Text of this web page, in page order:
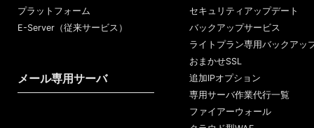
プラットフォーム
E-Server（従来サービス）
メール専用サーバ
セキュリティアップデート
バックアップサービス
ライトプラン専用バックアッ
おまかせSSL
追加IPオプション
専用サーバ作業代行一覧
ファイアーウォール